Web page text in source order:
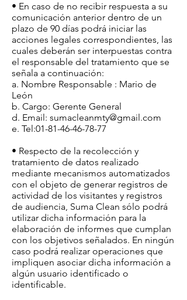
• En caso de no recibir respuesta a su
comunicación anterior dentro de un
plazo de 90 días podrá iniciar las
acciones legales correspondientes, las
cuales deberán ser interpuestas contra
el responsable del tratamiento que se
señala a continuación:
a. Nombre Responsable : Mario de
León
b. Cargo: Gerente General
d. Email: sumacleanmty@gmail.com
e. Tel:01-81-46-46-78-77
• Respecto de la recolección y
tratamiento de datos realizado
mediante mecanismos automatizados
con el objeto de generar registros de
actividad de los visitantes y registros
de audiencia, Suma Clean sólo podrá
utilizar dicha información para la
elaboración de informes que cumplan
con los objetivos señalados. En ningún
caso podrá realizar operaciones que
impliquen asociar dicha información a
algún usuario identificado o
identificable.